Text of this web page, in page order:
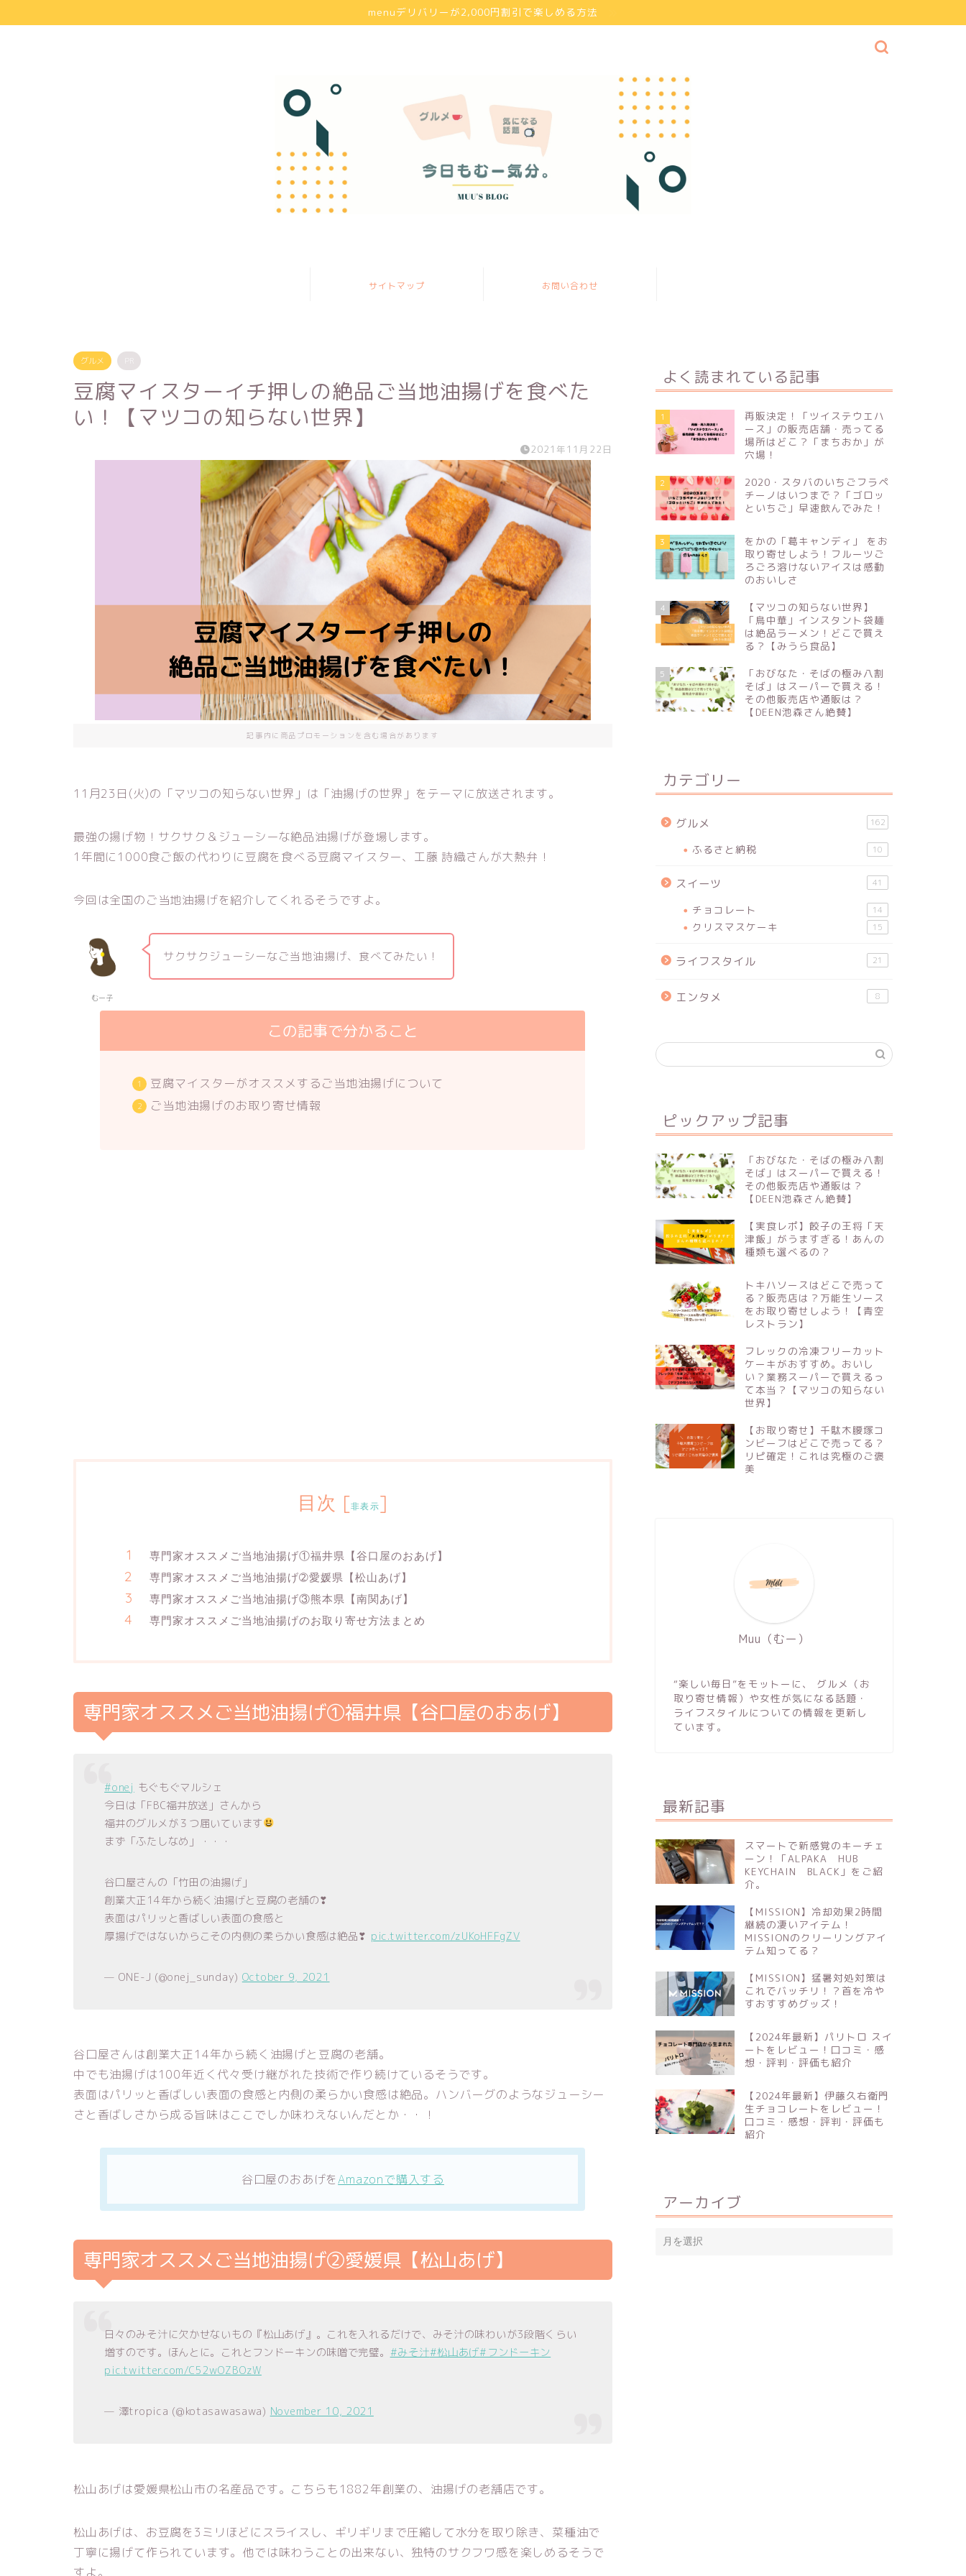
menuデリバリーが2,000円割引で楽しめる方法
サイトマップ お問い合わせ
グルメ
豆腐マイスターイチ押しの絶品ご当地油揚げを食べた
い！【マツコの知らない世界】
2021年11月22日
記事内に商品プロモーションを含む場合があります
11月23日(火)の「マツコの知らない世界」は「油揚げの世界」をテーマに放送されます。
最強の揚げ物！サクサク＆ジューシーな絶品油揚げが登場します。
1年間に1000食ご飯の代わりに豆腐を食べる豆腐マイスター、工藤 詩織さんが大熱弁！
今回は全国のご当地油揚げを紹介してくれるそうですよ。
むー子
サクサクジューシーなご当地油揚げ、食べてみたい！
この記事で分かること
豆腐マイスターがオススメするご当地油揚げについて
ご当地油揚げのお取り寄せ情報
目次 [非表示]
専門家オススメご当地油揚げ①福井県【谷口屋のおあげ】
専門家オススメご当地油揚げ➁愛媛県【松山あげ】
専門家オススメご当地油揚げ③熊本県【南関あげ】
専門家オススメご当地油揚げのお取り寄せ方法まとめ
専門家オススメご当地油揚げ①福井県【谷口屋のおあげ】
#onej もぐもぐマルシェ
今日は「FBC福井放送」さんから
福井のグルメが３つ届いています
まず「ふたしなめ」・・・
谷口屋さんの「竹田の油揚げ」
創業大正14年から続く油揚げと豆腐の老舗の❣
表面はパリッと香ばしい表面の食感と
厚揚げではないからこその内側の柔らかい食感は絶品❣ pic.twitter.com/zUKoHFFgZV
— ONE-J (@onej_sunday) October 9, 2021
谷口屋さんは創業大正14年から続く油揚げと豆腐の老舗。
中でも油揚げは100年近く代々受け継がれた技術で作り続けているそうです。
表面はパリッと香ばしい表面の食感と内側の柔らかい食感は絶品。ハンバーグのようなジューシー
さと香ばしさから成る旨味はここでしか味わえないんだとか・・！
谷口屋のおあげをAmazonで購入する
専門家オススメご当地油揚げ➁愛媛県【松山あげ】
日々のみそ汁に欠かせないもの『松山あげ』。これを入れるだけで、みそ汁の味わいが3段階くらい
増すのです。ほんとに。これとフンドーキンの味噌で完璧。 #みそ汁#松山あげ#フンドーキン
pic.twitter.com/C52wOZBOzW
— 澤tropica (@kotasawasawa) November 10, 2021
松山あげは愛媛県松山市の名産品です。こちらも1882年創業の、油揚げの老舗店です。
松山あげは、お豆腐を3ミリほどにスライスし、ギリギリまで圧縮して水分を取り除き、菜種油で
丁寧に揚げて作られています。他では味わうことの出来ない、独特のサクフワ感を楽しめるそうで
すよ。
よく読まれている記事
1
再販決定！「ツイステウエハ
ース」の販売店舗・売ってる
場所はどこ？「まちおか」が
穴場！
2
2020・スタバのいちごフラペ
チーノはいつまで？「ゴロッ
といちご」早速飲んでみた！
3
をかの「葛キャンディ」 をお
取り寄せしよう！フルーツご
ろごろ溶けないアイスは感動
のおいしさ
4
【マツコの知らない世界】
「鳥中華」インスタント袋麺
は絶品ラーメン！どこで買え
る？【みうら食品】
5
「おびなた・そばの極み八割
そば」はスーパーで買える！
その他販売店や通販は？
【DEEN池森さん絶賛】
カテゴリー
グルメ 162
ふるさと納税 10
スイーツ 41
チョコレート 14
クリスマスケーキ 15
ライフスタイル 21
エンタメ 8
ピックアップ記事
「おびなた・そばの極み八割
そば」はスーパーで買える！
その他販売店や通販は？
【DEEN池森さん絶賛】
【実食レポ】餃子の王将「天
津飯」がうますぎる！あんの
種類も選べるの？
トキハソースはどこで売って
る？販売店は？万能生ソース
をお取り寄せしよう！【青空
レストラン】
フレックの冷凍フリーカット
ケーキがおすすめ。おいし
い？業務スーパーで買えるっ
て本当？【マツコの知らない
世界】
【お取り寄せ】千駄木腰塚コ
ンビーフはどこで売ってる？
リピ確定！これは究極のご褒
美
Muu（むー）
“楽しい毎日”をモットーに、 グルメ（お
取り寄せ情報）や女性が気になる話題・
ライフスタイルについての情報を更新し
ています。
最新記事
スマートで新感覚のキーチェ
ーン！「ALPAKA HUB
KEYCHAIN BLACK」をご紹
介。
【MISSION】冷却効果2時間
継続の凄いアイテム！
MISSIONのクリーリングアイ
テム知ってる？
【MISSION】猛暑対処対策は
これでバッチリ！？首を冷や
すおすすめグッズ！
【2024年最新】パリトロ スイ
ートをレビュー！口コミ・感
想・評判・評価も紹介
【2024年最新】伊藤久右衛門
生チョコレートをレビュー！
口コミ・感想・評判・評価も
紹介
アーカイブ